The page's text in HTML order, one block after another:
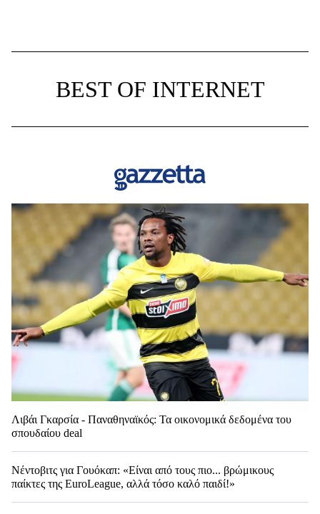
BEST OF INTERNET
Λιβάι Γκαρσία - Παναθηναϊκός: Τα οικονομικά δεδομένα του
σπουδαίου deal
Νέντοβιτς για Γουόκαπ: «Είναι από τους πιο... βρώμικους
παίκτες της EuroLeague, αλλά τόσο καλό παιδί!»